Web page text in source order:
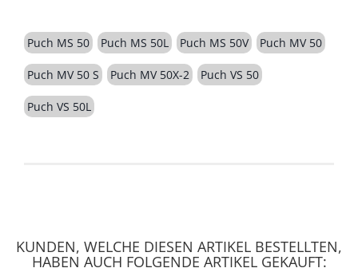
Puch MS 50 Puch MS 50L Puch MS 50V Puch MV 50
Puch MV 50 S Puch MV 50X-2 Puch VS 50
Puch VS 50L
KUNDEN, WELCHE DIESEN ARTIKEL BESTELLTEN,
HABEN AUCH FOLGENDE ARTIKEL GEKAUFT: